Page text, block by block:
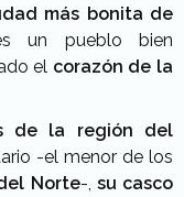
más bonita de
un pueblo bien
el corazón de la
de la región del
-el menor de los
Norte-, su casco